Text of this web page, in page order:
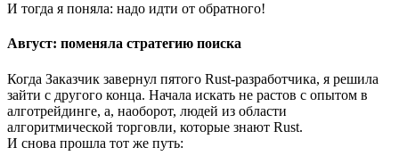
И тогда я поняла: надо идти от обратного!
Август: поменяла стратегию поиска
Когда Заказчик завернул пятого Rust-разработчика, я решила
зайти с другого конца. Начала искать не растов с опытом в
алготрейдинге, а, наоборот, людей из области
алгоритмической торговли, которые знают Rust.
И снова прошла тот же путь: